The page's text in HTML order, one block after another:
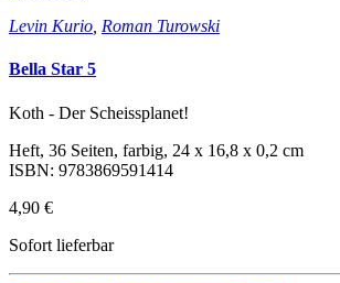
Levin Kurio Roman Turowski
Bella Star 5
Koth - Der Scheissplanet!
Heft, 36 Seiten, farbig, 24 x 16,8 x 0,2 cm
ISBN: 9783869591414
4,90 €
Sofort lieferbar